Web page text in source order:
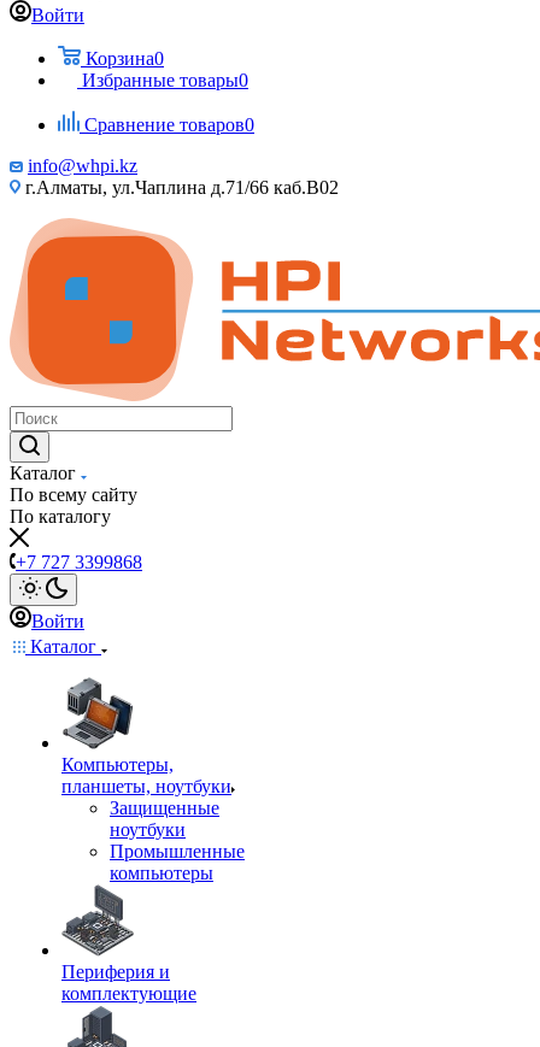
Войти
Корзина0
Избранные товары0
Сравнение товаров0
info@whpi.kz
г.Алматы, ул.Чаплина д.71/66 каб.B02
Каталог
По всему сайту
По каталогу
+7 727 3399868
Войти
Каталог
Компьютеры,
планшеты, ноутбуки
Защищенные
ноутбуки
Промышленные
компьютеры
Периферия и
комплектующие